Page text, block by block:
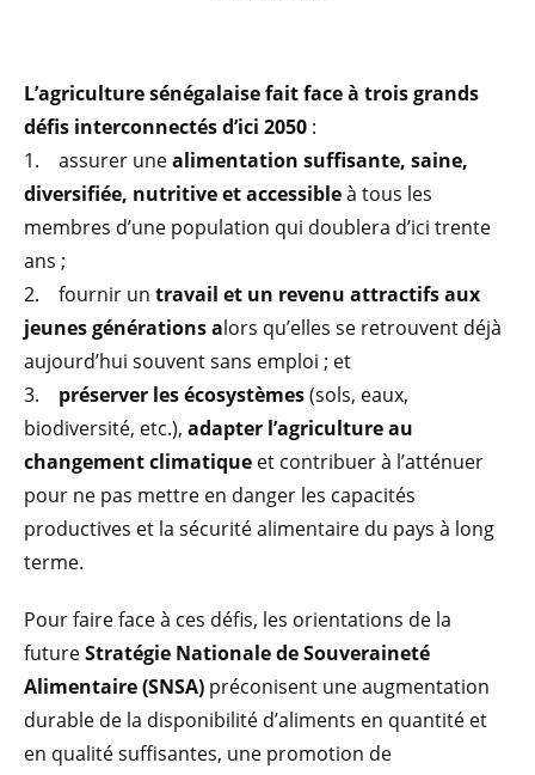
L’agriculture sénégalaise fait face à trois grands
défis interconnectés d’ici 2050 :
1. assurer unealimentation suffisante, saine,
diversifiée, nutritive et accessibleà tous les
membres d’une population qui doublera d’ici trente
ans ;
2. fournir un travail et un revenu attractifs aux
jeunes générations alors qu’elles se retrouvent déjà
aujourd’hui souvent sans emploi ; et
3. préserver les écosystèmes(sols, eaux,
biodiversité, etc.), adapter l’agriculture au
changement climatique et contribuer à l’atténuer
pour ne pas mettre en danger les capacités
productives et la sécurité alimentaire du pays à long
terme.
Pour faire face à ces défis, les orientations de la
futureStratégie Nationale de Souveraineté
Alimentaire (SNSA) préconisent une augmentation
durable de la disponibilité d’aliments en quantité et
en qualité suffisantes, une promotion de